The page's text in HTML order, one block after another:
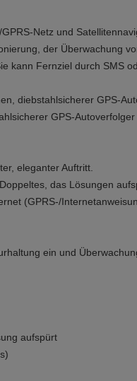
Netz und
der Überwachung
kann Fernziel durch SMS
diebstahlsicherer GPS-
GPS-Autoverfolger
eleganter Auftritt.
das Lösungen
(GPRS-/
ein und
aufspürt